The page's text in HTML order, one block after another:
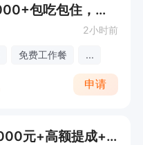
销售业务员（6000-10000+包吃包住，无责任底薪+业务提成+季度奖金）
2小时前
免费工作餐 ...
申请
外贸业务员（8000-20000元+高额提成+提供午餐+社保齐全）